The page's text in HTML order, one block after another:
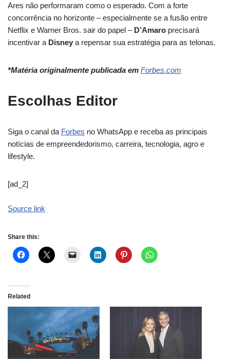
Ares não performaram como o esperado. Com a forte
concorrência no horizonte – especialmente se a fusão entre
Netflix e Warner Bros. sair do papel – D’Amaro precisará
incentivar a Disney a repensar sua estratégia para as telonas.
*Matéria originalmente publicada em Forbes.com
Escolhas Editor
Siga o canal da Forbes no WhatsApp e receba as principais
notícias de empreendedorismo, carreira, tecnologia, agro e
lifestyle.
[ad_2]
Source link
Share this:
Related